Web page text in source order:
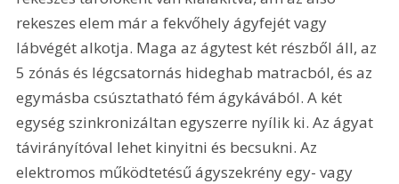
rekeszes elem már a fekvőhely ágyfejét vagy
lábvégét alkotja. Maga az ágytest két részből áll, az
5 zónás és légcsatornás hideghab matracból, és az
egymásba csúsztatható fém ágykávából. A két
egység szinkronizáltan egyszerre nyílik ki. Az ágyat
távirányítóval lehet kinyitni és becsukni. Az
elektromos működtetésű ágyszekrény egy- vagy